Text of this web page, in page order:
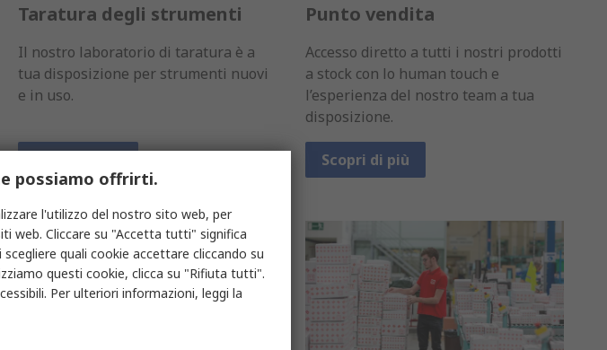
Taratura degli strumenti
Il nostro laboratorio di taratura è a
tua disposizione per strumenti nuovi
e in uso.
Punto vendita
Accesso diretto a tutti i nostri prodotti
a stock con lo human touch e
l’esperienza del nostro team a tua
disposizione.
Scopri di più
possiamo offrirti.
l'utilizzo del nostro sito web, per
web. Cliccare su "Accetta tutti" significa
quali cookie accettare cliccando su
questi cookie, clicca su "Rifiuta tutti".
Per ulteriori informazioni, leggi la